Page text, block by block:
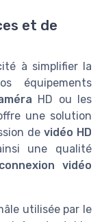
et de
à simplifier la
équipements
HD ou les
une solution
de vidéo HD
une qualité
connexion vidéo
utilisée par le